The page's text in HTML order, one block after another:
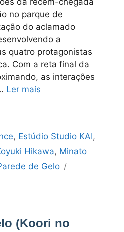
no parque de
do aclamado
a
quatro protagonistas
Com a reta final da
as interações
Ler mais
, Estúdio Studio KAI,
Hikawa, Minato
de Gelo
(Koori no